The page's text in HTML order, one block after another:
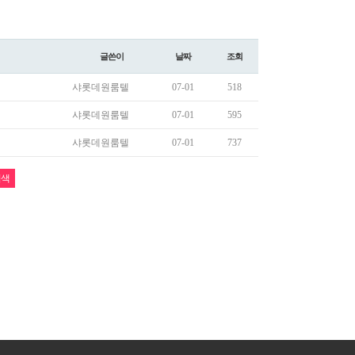
글쓴이 날짜 조회
샤롯데원룸텔 07-01 518
샤롯데원룸텔 07-01 595
샤롯데원룸텔 07-01 737